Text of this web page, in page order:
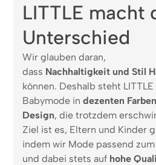
LITTLE macht
Unterschied
Wir glauben daran,
dass Nachhaltigkeit und Stil
können. Deshalb steht
Babymode in dezenten
Design, die trotzdem
Ziel ist es, Eltern und Kinder
indem wir Mode passend
und dabei stets auf hohe